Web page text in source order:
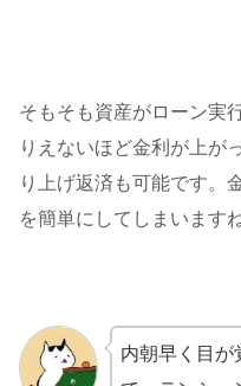
そもそも資産がローン実
りえないほど金利が上が
り上げ返済も可能です。
を簡単にしてしまいます
内朝早く目が